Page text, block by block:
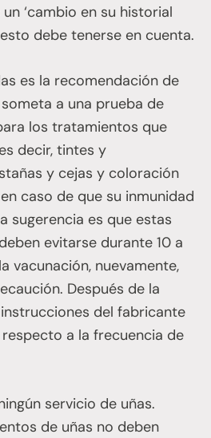
‘cambio en su historial
debe tenerse en cuenta.
es la recomendación de
a una prueba de
los tratamientos que
decir, tintes y
y cejas y coloración
caso de que su inmunidad
sugerencia es que estas
evitarse durante 10 a
vacunación, nuevamente,
Después de la
del fabricante
a la frecuencia de
servicio de uñas.
de uñas no deben